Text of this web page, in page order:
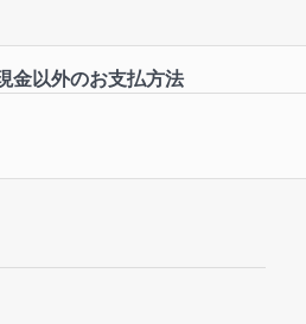
金以外のお支払方法